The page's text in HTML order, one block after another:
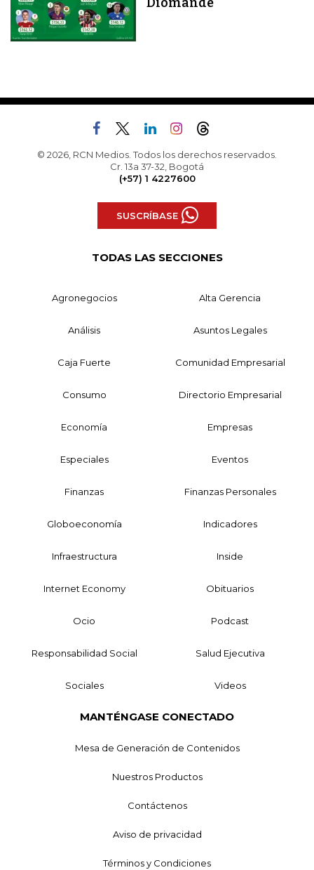
© 2026, RCN Medios. Todos los derechos reservados.
Cr. 13a 37-32, Bogotá
(+57) 1 4227600
SUSCRÍBASE
TODAS LAS SECCIONES
Agronegocios Alta Gerencia
Análisis Asuntos Legales
Caja Fuerte Comunidad Empresarial
Consumo Directorio Empresarial
Economía Empresas
Especiales Eventos
Finanzas Finanzas Personales
Globoeconomía Indicadores
Infraestructura Inside
Internet Economy Obituarios
Ocio Podcast
Responsabilidad Social Salud Ejecutiva
Sociales Videos
MANTÉNGASE CONECTADO
Mesa de Generación de Contenidos
Nuestros Productos
Contáctenos
Aviso de privacidad
Términos y Condiciones